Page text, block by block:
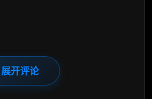
展开评论